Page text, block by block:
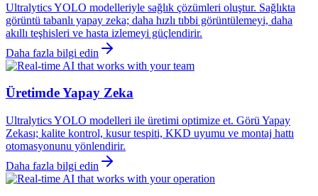
Ultralytics YOLO modelleriyle sağlık çözümleri oluştur. Sağlıkta
görüntü tabanlı yapay zeka; daha hızlı tıbbi görüntülemeyi, daha
akıllı teşhisleri ve hasta izlemeyi güçlendirir.
Daha fazla bilgi edin
Üretimde Yapay Zeka
Ultralytics YOLO modelleri ile üretimi optimize et. Görü Yapay
Zekası; kalite kontrol, kusur tespiti, KKD uyumu ve montaj hattı
otomasyonunu yönlendirir.
Daha fazla bilgi edin